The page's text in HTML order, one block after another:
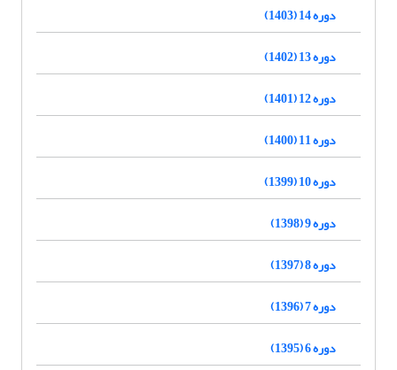
دوره 14 (1403)
دوره 13 (1402)
دوره 12 (1401)
دوره 11 (1400)
دوره 10 (1399)
دوره 9 (1398)
دوره 8 (1397)
دوره 7 (1396)
دوره 6 (1395)